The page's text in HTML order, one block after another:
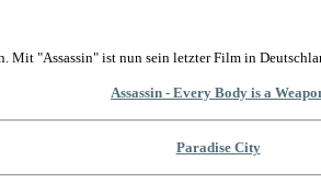
Mit "Assassin" ist nun sein letzter Film in
Assassin - Every Body is a
Paradise City